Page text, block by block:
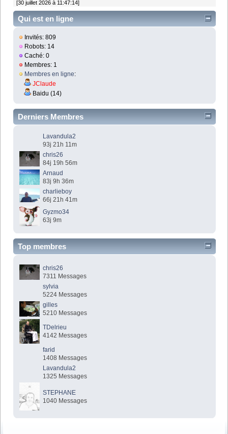
[30 juillet 2026 à 11:47:14]
Qui est en ligne
Invités: 809
Robots: 14
Caché: 0
Membres: 1
Membres en ligne:
JClaude
Baidu (14)
Derniers Membres
Lavandula2
93j 21h 11m
chris26
84j 19h 56m
Arnaud
83j 9h 36m
charlieboy
66j 21h 41m
Gyzmo34
63j 9m
Top membres
chris26
7311 Messages
sylvia
5224 Messages
gilles
5210 Messages
TDelrieu
4142 Messages
farid
1408 Messages
Lavandula2
1325 Messages
STEPHANE
1040 Messages